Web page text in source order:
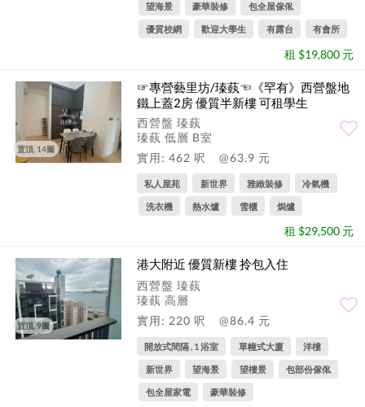
望海景 豪華裝修 包全屋傢俬
優質校網 歡迎大學生 有露台 有會所
租 $19,800 元
置頂, 14圖
☞專營藝里坊/瑧蓺☜《罕有》西營盤地
鐵上蓋2房 優質半新樓 可租學生
西營盤 瑧蓺
瑧蓺 低層 B室
實用: 462 呎
@63.9 元
私人屋苑 新世界 雅緻裝修 冷氣機
洗衣機 熱水爐 雪櫃 焗爐
租 $29,500 元
置頂, 9圖
港大附近 優質新樓 拎包入住
西營盤 瑧蓺
瑧蓺 高層
實用: 220 呎
@86.4 元
開放式間隔 , 1 浴室 單幢式大廈 洋樓
新世界 望海景 望樓景 包部份傢俬
包全屋家電 豪華裝修